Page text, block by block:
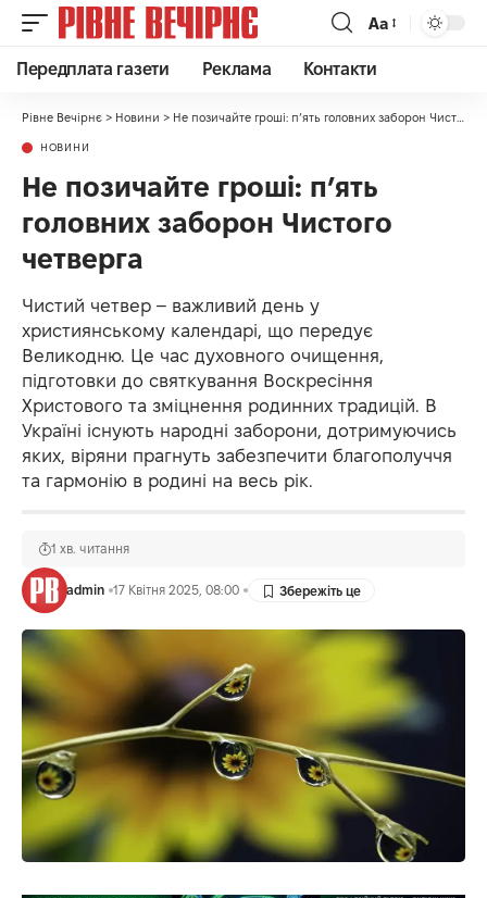
Аа
Передплата газети Реклама Контакти
Рівне Вечірнє > Новини > Не позичайте гроші: п’ять головних заборон Чистого четверга
НОВИНИ
Не позичайте гроші: п’ять
головних заборон Чистого
четверга
Чистий четвер – важливий день у
християнському календарі, що передує
Великодню. Це час духовного очищення,
підготовки до святкування Воскресіння
Христового та зміцнення родинних традицій. В
Україні існують народні заборони, дотримуючись
яких, віряни прагнуть забезпечити благополуччя
та гармонію в родині на весь рік.​
admin 17 Квітня 2025, 08:00
1 хв. читання